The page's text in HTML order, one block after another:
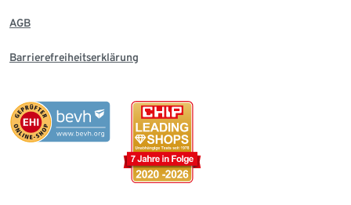
AGB
Barrierefreiheitserklärung